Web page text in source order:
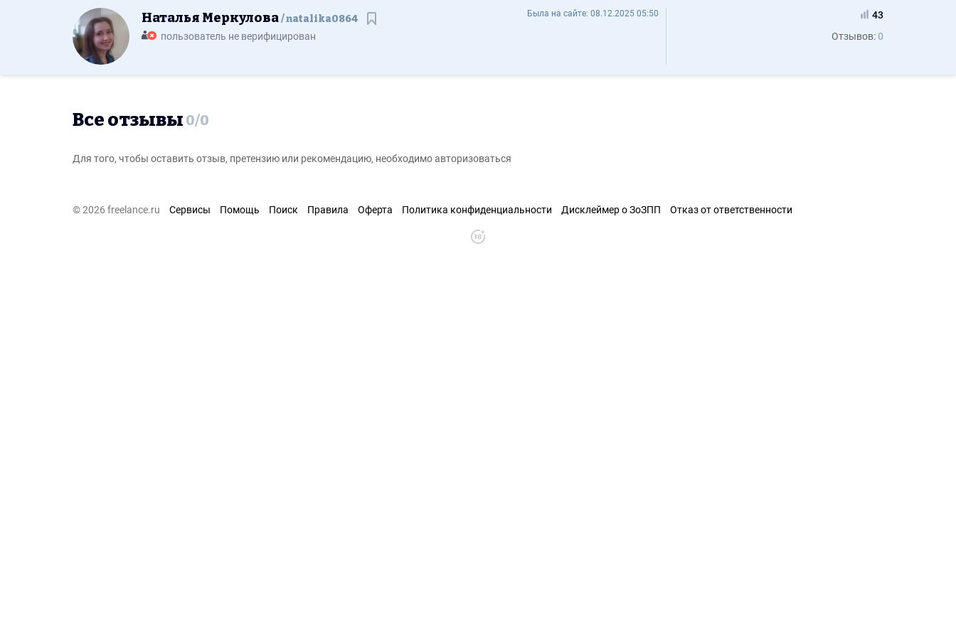
Наталья Меркулова natalika0864 - Отзывы
Была на сайте: 08.12.2025 05:50
Наталья Меркулова natalika0864
пользователь не верифицирован
43
Отзывов: 0
Все отзывы 0/0
Для того, чтобы оставить отзыв, претензию или рекомендацию, необходимо авторизоваться
© 2026 freelance.ru Сервисы Помощь Поиск Правила Оферта Политика конфиденциальности Дисклеймер о ЗоЗПП Отказ от ответственности